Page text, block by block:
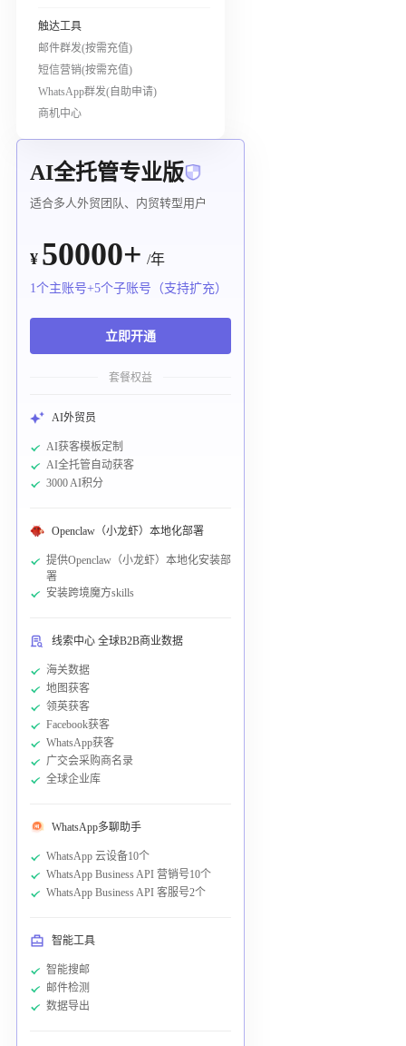
触达工具
邮件群发(按需充值)
短信营销(按需充值)
WhatsApp群发(自助申请)
商机中心
AI全托管专业版
适合多人外贸团队、内贸转型用户
¥ 50000+ /年
1个主账号+5个子账号（支持扩充）
立即开通
套餐权益
AI外贸员
AI获客模板定制
AI全托管自动获客
3000 AI积分
Openclaw（小龙虾）本地化部署
提供Openclaw（小龙虾）本地化安装部
署
安装跨境魔方skills
线索中心 全球B2B商业数据
海关数据
地图获客
领英获客
Facebook获客
WhatsApp获客
广交会采购商名录
全球企业库
WhatsApp多聊助手
WhatsApp 云设备10个
WhatsApp Business API 营销号10个
WhatsApp Business API 客服号2个
智能工具
智能搜邮
邮件检测
数据导出